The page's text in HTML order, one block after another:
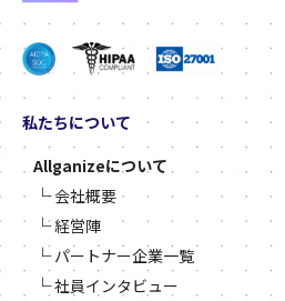
私たちについて
Allganizeについて
└ 会社概要
└経営陣
└ パートナー企業一覧
└社員インタビュー